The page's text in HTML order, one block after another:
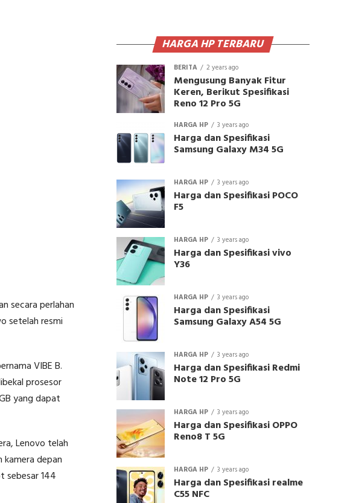
secara perlahan
setelah resmi
VIBE B.
prosesor
yang dapat
Lenovo telah
kamera depan
sebesar 144
HARGA HP TERBARU
BERITA 2 years ago
Mengusung Banyak Fitur
Keren, Berikut Spesifikasi
Reno 12 Pro 5G
HARGA HP 3 years ago
Harga dan Spesifikasi
Samsung Galaxy M34 5G
HARGA HP 3 years ago
Harga dan Spesifikasi POCO
F5
HARGA HP 3 years ago
Harga dan Spesifikasi vivo
Y36
HARGA HP 3 years ago
Harga dan Spesifikasi
Samsung Galaxy A54 5G
HARGA HP 3 years ago
Harga dan Spesifikasi Redmi
Note 12 Pro 5G
HARGA HP 3 years ago
Harga dan Spesifikasi OPPO
Reno8 T 5G
HARGA HP 3 years ago
Harga dan Spesifikasi realme
C55 NFC